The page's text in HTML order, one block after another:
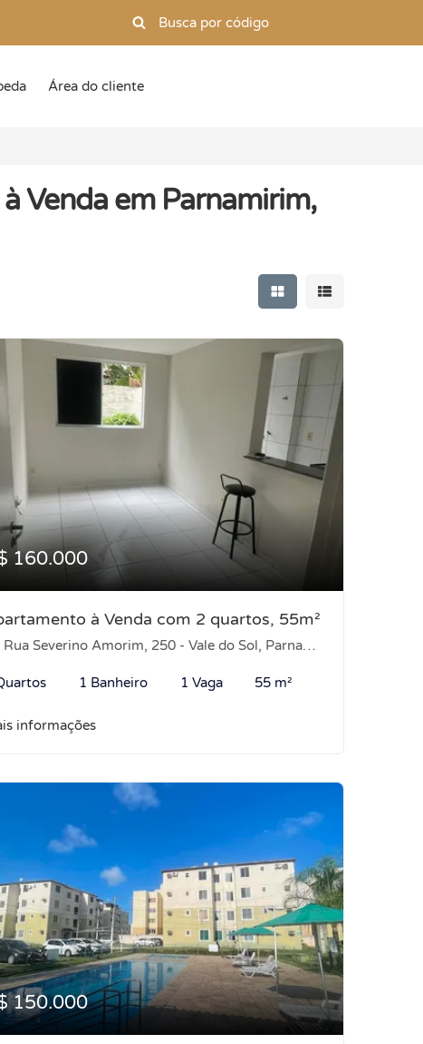
Área do cliente
Venda em Parnamirim,
Mostrar resultados
Mostrar
160.000
à Venda com 2 quartos, 55m²
Rua Severino Amorim, 250 - Vale do Sol, Parnamirim-RN
1 Banheiro 1 Vaga 55 m²
informações
150.000